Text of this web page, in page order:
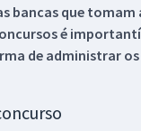
bancas que tomam
é
de administrar